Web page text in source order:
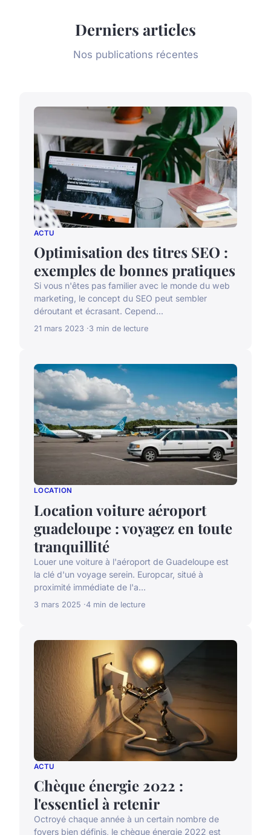
Derniers articles
Nos publications récentes
ACTU
Optimisation des titres SEO :
exemples de bonnes pratiques
Si vous n'êtes pas familier avec le monde du web
marketing, le concept du SEO peut sembler
déroutant et écrasant. Cepend...
21 mars 2023 3 min de lecture
LOCATION
Location voiture aéroport
guadeloupe : voyagez en toute
tranquillité
Louer une voiture à l'aéroport de Guadeloupe est
la clé d'un voyage serein. Europcar, situé à
proximité immédiate de l'a...
3 mars 2025 4 min de lecture
ACTU
Chèque énergie 2022 :
l'essentiel à retenir
Octroyé chaque année à un certain nombre de
foyers bien définis, le chèque énergie 2022 est